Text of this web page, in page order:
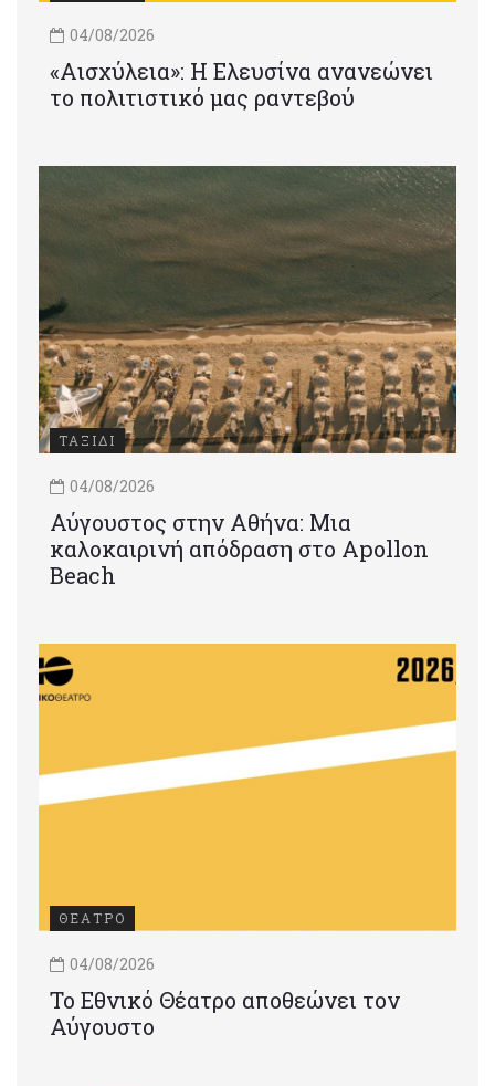
04/08/2026
«Αισχύλεια»: Η Ελευσίνα ανανεώνει
το πολιτιστικό μας ραντεβού
ΤΑΞΙΔΙ
04/08/2026
Αύγουστος στην Αθήνα: Μια
καλοκαιρινή απόδραση στο Apollon
Beach
ΘΕΑΤΡΟ
04/08/2026
Το Εθνικό Θέατρο αποθεώνει τον
Αύγουστο